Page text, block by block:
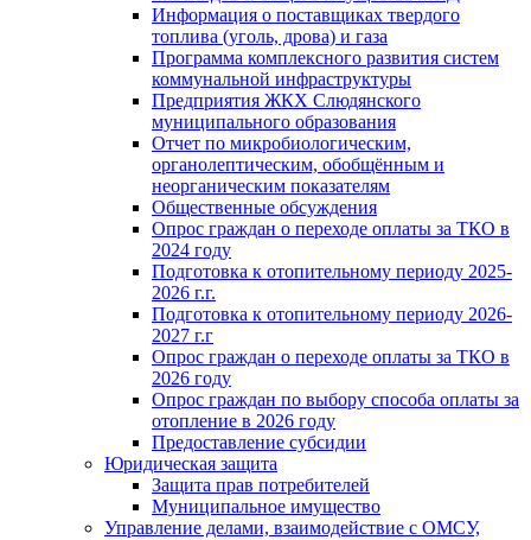
Информация о поставщиках твердого
топлива (уголь, дрова) и газа
Программа комплексного развития систем
коммунальной инфраструктуры
Предприятия ЖКХ Слюдянского
муниципального образования
Отчет по микробиологическим,
органолептическим, обобщённым и
неорганическим показателям
Общественные обсуждения
Опрос граждан о переходе оплаты за ТКО в
2024 году
Подготовка к отопительному периоду 2025-
2026 г.г.
Подготовка к отопительному периоду 2026-
2027 г.г
Опрос граждан о переходе оплаты за ТКО в
2026 году
Опрос граждан по выбору способа оплаты за
отопление в 2026 году
Предоставление субсидии
Юридическая защита
Защита прав потребителей
Муниципальное имущество
Управление делами, взаимодействие с ОМСУ,